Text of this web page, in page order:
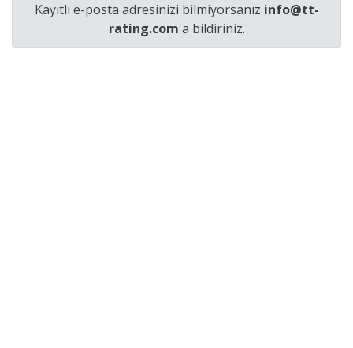
Kayıtlı e-posta adresinizi bilmiyorsanız info@tt-
rating.com'a bildiriniz.